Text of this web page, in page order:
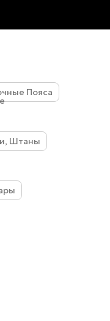
Пояса
Штаны